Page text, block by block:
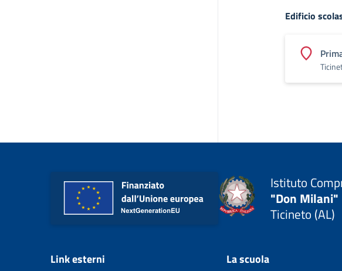
Edificio
Istituto
"Don Milani"
Ticineto (AL)
Link esterni La scuola